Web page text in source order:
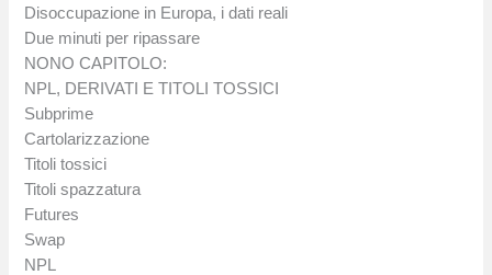
Disoccupazione in Europa, i dati reali
Due minuti per ripassare
NONO CAPITOLO:
NPL, DERIVATI E TITOLI TOSSICI
Subprime
Cartolarizzazione
Titoli tossici
Titoli spazzatura
Futures
Swap
NPL